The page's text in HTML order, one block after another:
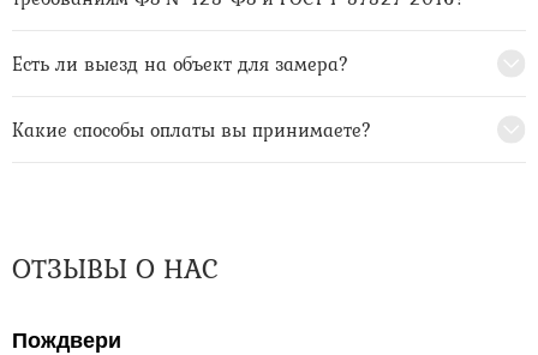
Есть ли выезд на объект для замера?
Какие способы оплаты вы принимаете?
ОТЗЫВЫ О НАС
Пождвери